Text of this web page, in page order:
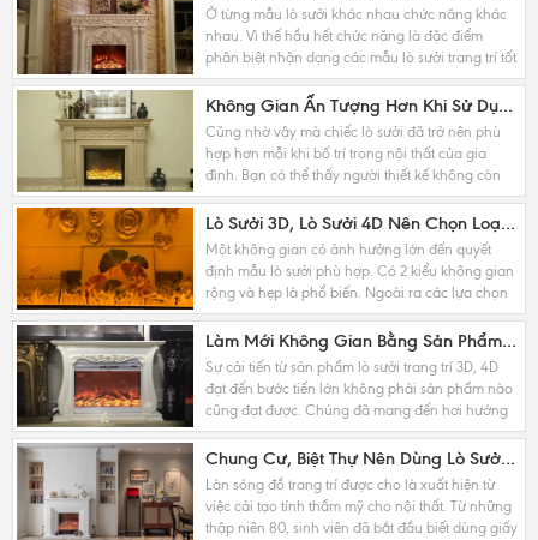
Ở từng mẫu lò sưởi khác nhau chức năng khác
nhau. Vì thế hầu hết chức năng là đặc điểm
phân biệt nhận dạng các mẫu lò sưởi trang trí tốt
nhất. Ngoài ra bạn có thể thông qua giới thiệu...
Không Gian Ấn Tượng Hơn Khi Sử Dụng Lò Sưởi Điện Trang Trí
Cũng nhờ vậy mà chiếc lò sưởi đã trở nên phù
hợp hơn mỗi khi bố trí trong nội thất của gia
đình. Bạn có thể thấy người thiết kế không còn
đắn đo khi diện tích căn phòng ngủ chỉ 10m2
hay...
Lò Sưởi 3D, Lò Sưởi 4D Nên Chọn Loại Nào Cho Phù Hợp Với Không Gian
Một không gian có ảnh hưởng lớn đến quyết
định mẫu lò sưởi phù hợp. Có 2 kiểu không gian
rộng và hẹp là phổ biến. Ngoài ra các lựa chọn
lò sưởi 3D, lò sưởi 4D cũng còn phụ thuộc và
quy...
Làm Mới Không Gian Bằng Sản Phẩm Lò Sưởi Trang Trí 3D, 4D Ngày Nay
Sự cải tiến từ sản phẩm lò sưởi trang trí 3D, 4D
đạt đến bước tiến lớn không phải sản phẩm nào
cũng đạt được. Chúng đã mang đến hơi hướng
thời đại mới nhưng lại không mất đi nét...
Chung Cư, Biệt Thự Nên Dùng Lò Sưởi Trang Trí Kích Thước Nào Cho Phù Hợp ?
Làn sóng đồ trang trí được cho là xuất hiện từ
việc cải tạo tính thẩm mỹ cho nội thất. Từ những
thập niên 80, sinh viên đã bắt đầu biết dùng giấy